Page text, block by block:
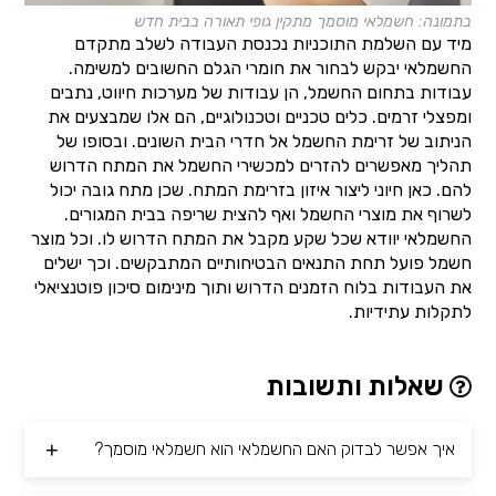
בתמונה: חשמלאי מוסמך מתקין גופי תאורה בבית חדש
מיד עם השלמת התוכניות נכנסת העבודה לשלב מתקדם
החשמלאי יבקש לבחור את חומרי הגלם החשובים למשימה.
עבודות בתחום החשמל, הן עבודות של מערכות חיווט, נתבים
ומפצלי זרמים. כלים טכניים וטכנולוגיים, הם אלו שמבצעים את
הניתוב של זרימת החשמל אל חדרי הבית השונים. ובסופו של
תהליך מאפשרים להזרים למכשירי החשמל את המתח הדרוש
להם. כאן חיוני ליצור איזון בזרימת המתח. שכן מתח גובה יכול
לשרוף את מוצרי החשמל ואף להצית שריפה בבית המגורים.
החשמלאי יוודא שכל שקע מקבל את המתח הדרוש לו. וכל מוצר
חשמל פועל תחת התנאים הבטיחותיים המתבקשים. וכך ישלים
את העבודות בלוח הזמנים הדרוש ותוך מינימום סיכון פוטנציאלי
לתקלות עתידיות.
שאלות ותשובות
איך אפשר לבדוק האם החשמלאי הוא חשמלאי מוסמך?